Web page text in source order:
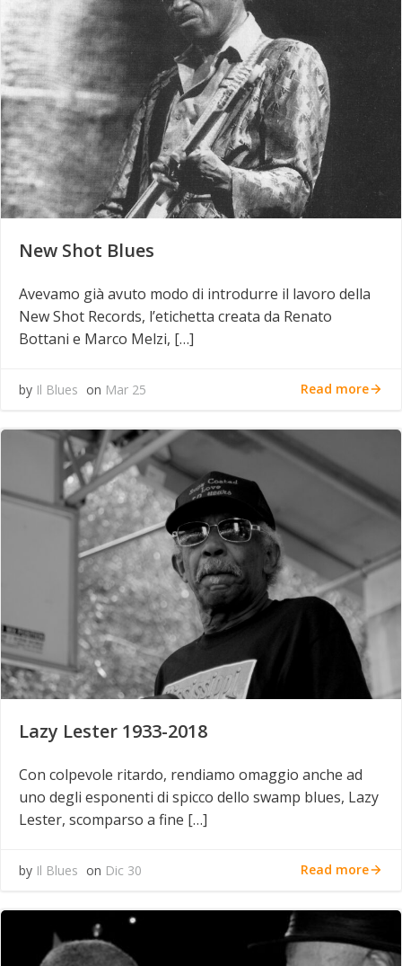
New Shot Blues
Avevamo già avuto modo di introdurre il lavoro della
New Shot Records, l’etichetta creata da Renato
Bottani e Marco Melzi, […]
by Il Blues on Mar 25 Read more
Lazy Lester 1933-2018
Con colpevole ritardo, rendiamo omaggio anche ad
uno degli esponenti di spicco dello swamp blues, Lazy
Lester, scomparso a fine […]
by Il Blues on Dic 30 Read more